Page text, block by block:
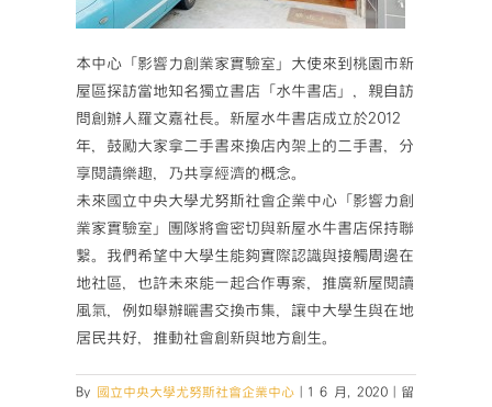
本中心「影響力創業家實驗室」大使來到桃園市新
屋區探訪當地知名獨立書店「水牛書店」，親自訪
問創辦人羅文嘉社長。新屋水牛書店成立於2012
年，鼓勵大家拿二手書來換店內架上的二手書，分
享閱讀樂趣，乃共享經濟的概念。
未來國立中央大學尤努斯社會企業中心「影響力創
業家實驗室」團隊將會密切與新屋水牛書店保持聯
繫。我們希望中大學生能夠實際認識與接觸周邊在
地社區，也許未來能一起合作專案，推廣新屋閱讀
風氣，例如舉辦曬書交換市集，讓中大學生與在地
居民共好，推動社會創新與地方創生。
By 國立中央大學尤努斯社會企業中心 1 6 月, 2020
在
留